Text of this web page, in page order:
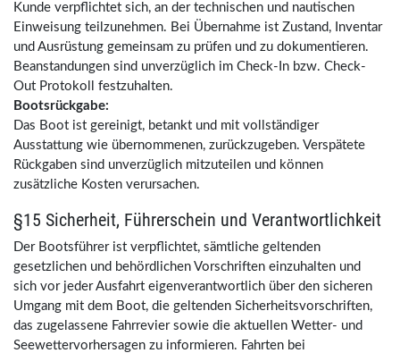
Kunde verpflichtet sich, an der technischen und nautischen
Einweisung teilzunehmen. Bei Übernahme ist Zustand, Inventar
und Ausrüstung gemeinsam zu prüfen und zu dokumentieren.
Beanstandungen sind unverzüglich im Check-In bzw. Check-
Out Protokoll festzuhalten.
Bootsrückgabe:
Das Boot ist gereinigt, betankt und mit vollständiger
Ausstattung wie übernommenen, zurückzugeben. Verspätete
Rückgaben sind unverzüglich mitzuteilen und können
zusätzliche Kosten verursachen.
§15 Sicherheit, Führerschein und Verantwortlichkeit
Der Bootsführer ist verpflichtet, sämtliche geltenden
gesetzlichen und behördlichen Vorschriften einzuhalten und
sich vor jeder Ausfahrt eigenverantwortlich über den sicheren
Umgang mit dem Boot, die geltenden Sicherheitsvorschriften,
das zugelassene Fahrrevier sowie die aktuellen Wetter- und
Seewettervorhersagen zu informieren. Fahrten bei